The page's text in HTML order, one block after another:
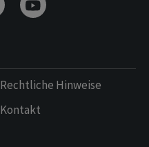
Rechtliche Hinweise
Kontakt